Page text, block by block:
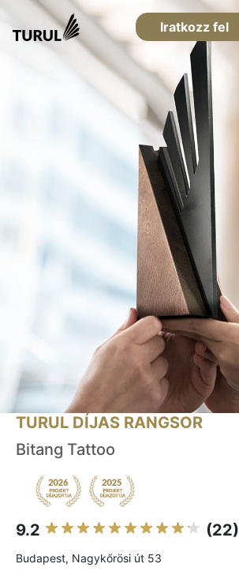
Iratkozz fel
TURUL DÍJAS RANGSOR
Bitang Tattoo
9.2 (22)
Budapest, Nagykőrösi út 53